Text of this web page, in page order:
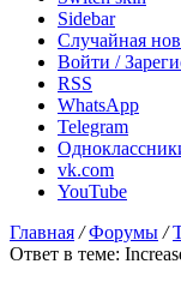
Sidebar
Случайная
Войти /
RSS
WhatsApp
Telegram
vk.com
YouTube
Главная / Форумы /
Ответ в теме: